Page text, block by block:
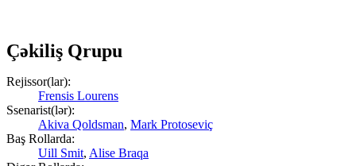
Çəkiliş Qrupu
Rejissor(lar):
Frensis Lourens
Ssenarist(lər):
Akiva Qoldsman, Mark Protoseviç
Baş Rollarda:
Uill Smit, Alise Braqa